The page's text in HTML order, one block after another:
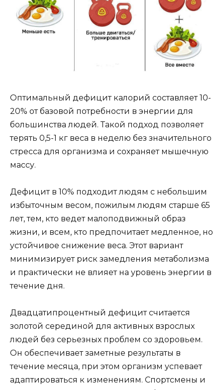
Оптимальный дефицит калорий составляет 10-
20% от базовой потребности в энергии для
большинства людей. Такой подход позволяет
терять 0,5-1 кг веса в неделю без значительного
стресса для организма и сохраняет мышечную
массу.
Дефицит в 10% подходит людям с небольшим
избыточным весом, пожилым людям старше 65
лет, тем, кто ведет малоподвижный образ
жизни, и всем, кто предпочитает медленное, но
устойчивое снижение веса. Этот вариант
минимизирует риск замедления метаболизма
и практически не влияет на уровень энергии в
течение дня.
Двадцатипроцентный дефицит считается
золотой серединой для активных взрослых
людей без серьезных проблем со здоровьем.
Он обеспечивает заметные результаты в
течение месяца, при этом организм успевает
адаптироваться к изменениям. Спортсмены и